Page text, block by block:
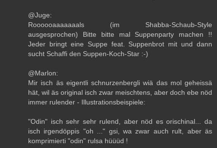
@Juge:
Roooooaaaaaaals (im Shabba-Schaub-Style
ausgesprochen) Bitte bitte mal Suppenparty machen !!
Jeder bringt eine Suppe feat. Suppenbrot mit und dann
sucht Schaffi den Suppen-Koch-Star :-)
@Marlon:
Mir isch äs eigentli schnurzenbergli wiä das mol geheissä
hät, wil äs original isch zwar meischtens, aber doch ebe nöd
immer rulender - Illustrationsbeispiele:
"Odin" isch sehr sehr rulend, aber nöd es orischinal... da
isch irgendöppis "oh ..." gsi, wa zwar auch rult, aber äs
komprimierti "odin" rulsa hüüüd !